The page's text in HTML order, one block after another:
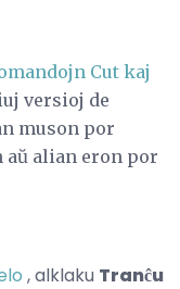
Cut kaj
versioj de
muson por
alian eron por
, alklaku Tranĉu